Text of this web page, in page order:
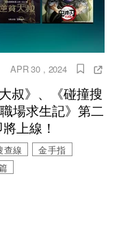
APR 30 , 2024
叔》、《碰撞搜
場求生記》第二
上線！
查線
金手指